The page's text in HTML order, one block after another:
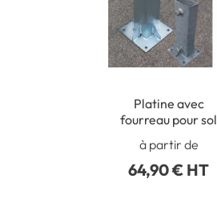
Platine avec
fourreau pour sol
à partir de
64,90 € HT